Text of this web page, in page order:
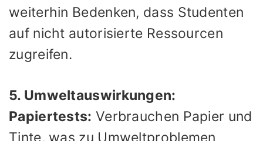
weiterhin Bedenken, dass Studenten
auf nicht autorisierte Ressourcen
zugreifen.
5. Umweltauswirkungen:
Papiertests: Verbrauchen Papier und
Tinte, was zu Umweltproblemen